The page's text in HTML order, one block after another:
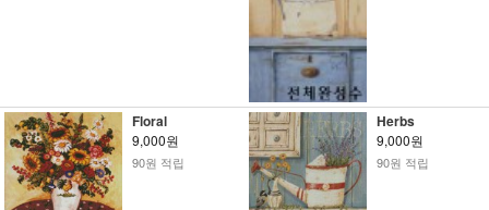
Floral
9,000원
90원 적립
Herbs
9,000원
90원 적립